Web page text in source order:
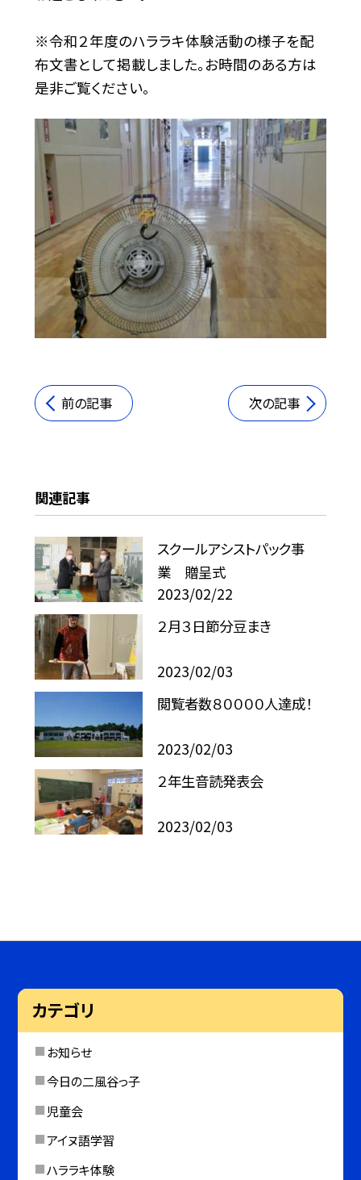
※令和２年度のハララキ体験活動の様子を配
布文書として掲載しました。お時間のある方は
是非ご覧ください。
前の記事 次の記事
関連記事
スクールアシストパック事
業 贈呈式
2023/02/22
２月３日節分豆まき
2023/02/03
閲覧者数８００００人達成！
2023/02/03
２年生音読発表会
2023/02/03
カテゴリ
お知らせ
今日の二風谷っ子
児童会
アイヌ語学習
ハララキ体験